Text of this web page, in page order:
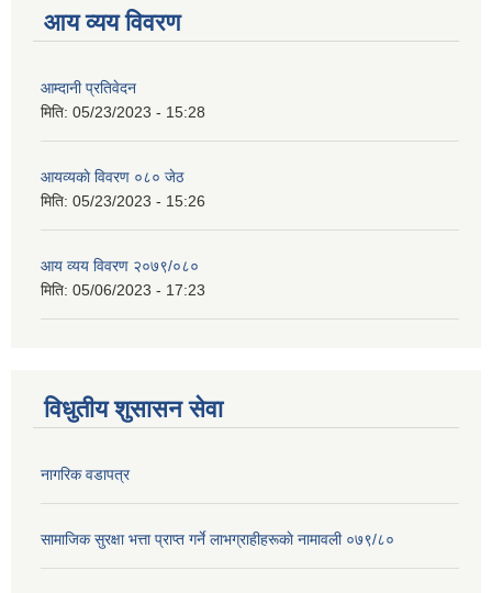
आय व्यय विवरण
आम्दानी प्रतिवेदन
मिति: 05/23/2023 - 15:28
आयव्यकाे विवरण ०८० जेठ
मिति: 05/23/2023 - 15:26
आय व्यय विवरण २०७९/०८०
मिति: 05/06/2023 - 17:23
विधुतीय शुसासन सेवा
नागरिक वडापत्र
सामाजिक सुरक्षा भत्ता प्राप्त गर्ने लाभग्राहीहरूकाे नामावली ०७९/८०